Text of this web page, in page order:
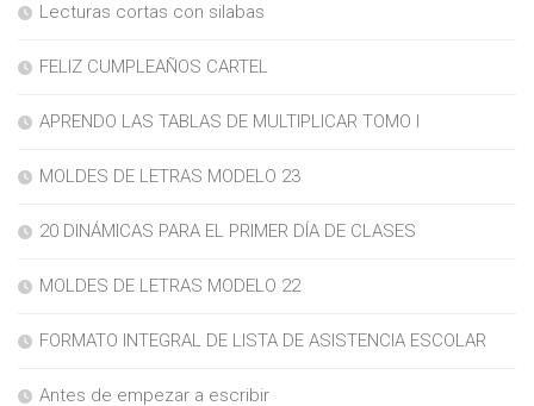
Lecturas cortas con silabas
FELIZ CUMPLEAÑOS CARTEL
APRENDO LAS TABLAS DE MULTIPLICAR TOMO I
MOLDES DE LETRAS MODELO 23
20 DINÁMICAS PARA EL PRIMER DÍA DE CLASES
MOLDES DE LETRAS MODELO 22
FORMATO INTEGRAL DE LISTA DE ASISTENCIA ESCOLAR
Antes de empezar a escribir